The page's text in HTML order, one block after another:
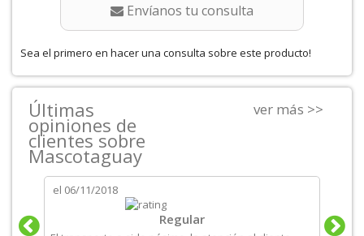
Envíanos tu consulta
Sea el primero en hacer una consulta sobre este producto!
Últimas
opiniones de
clientes sobre
Mascotaguay
ver más >>
el 06/11/2018
Regular